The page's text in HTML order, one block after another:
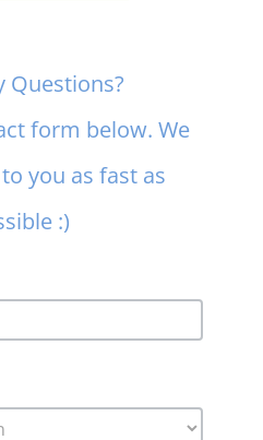
Questions?
form below. We
you as fast as
:)